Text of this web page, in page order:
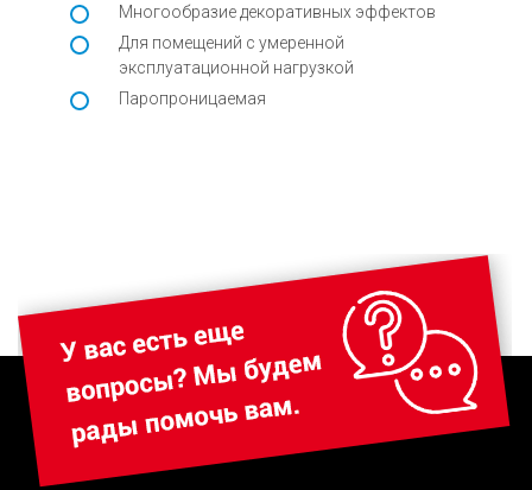
Многообразие декоративных эффектов
Для помещений с умеренной
эксплуатационной нагрузкой
Паропроницаемая